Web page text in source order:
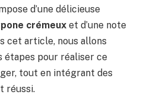
d’une délicieuse
crémeux et d’une note
cet article, nous allons
pour réaliser ce
tout en intégrant des
réussi.